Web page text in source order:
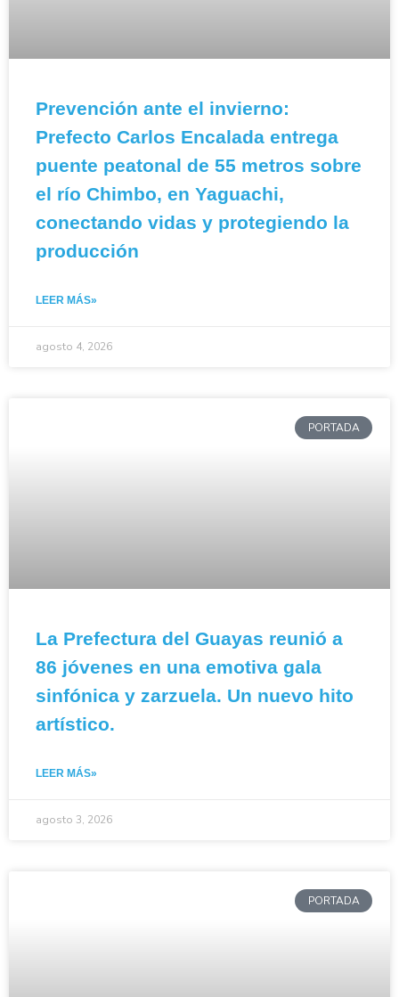
Prevención ante el invierno:
Prefecto Carlos Encalada entrega
puente peatonal de 55 metros sobre
el río Chimbo, en Yaguachi,
conectando vidas y protegiendo la
producción
LEER MÁS»
agosto 4, 2026
PORTADA
La Prefectura del Guayas reunió a
86 jóvenes en una emotiva gala
sinfónica y zarzuela. Un nuevo hito
artístico.
LEER MÁS»
agosto 3, 2026
PORTADA